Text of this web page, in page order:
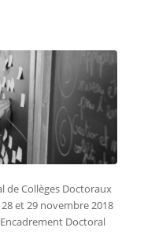
de Collèges Doctoraux
et 29 novembre 2018
Doctoral